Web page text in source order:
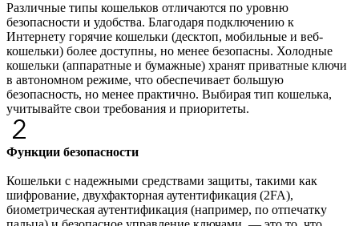
Различные типы кошельков отличаются по уровню
безопасности и удобства. Благодаря подключению к
Интернету горячие кошельки (десктоп, мобильные и веб-
кошельки) более доступны, но менее безопасны. Холодные
кошельки (аппаратные и бумажные) хранят приватные ключи
в автономном режиме, что обеспечивает большую
безопасность, но менее практично. Выбирая тип кошелька,
учитывайте свои требования и приоритеты.
Функции безопасности
Кошельки с надежными средствами защиты, такими как
шифрование, двухфакторная аутентификация (2FA),
биометрическая аутентификация (например, по отпечатку